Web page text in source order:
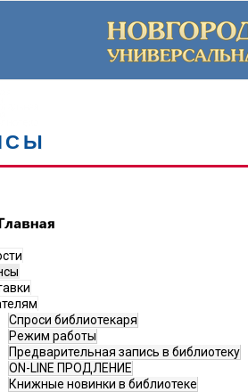
Спроси библиотекаря
Режим работы
Предварительная запись в библиотеку
ON-LINE ПРОДЛЕНИЕ
Книжные новинки в библиотеке